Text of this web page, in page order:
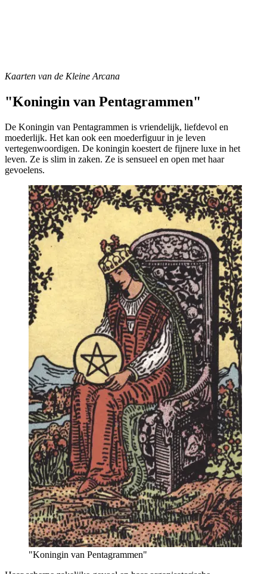
Kaarten van de Kleine Arcana
"Koningin van Pentagrammen"
De Koningin van Pentagrammen is vriendelijk, liefdevol en
moederlijk. Het kan ook een moederfiguur in je leven
vertegenwoordigen. De koningin koestert de fijnere luxe in het
leven. Ze is slim in zaken. Ze is sensueel en open met haar
gevoelens.
"Koningin van Pentagrammen"